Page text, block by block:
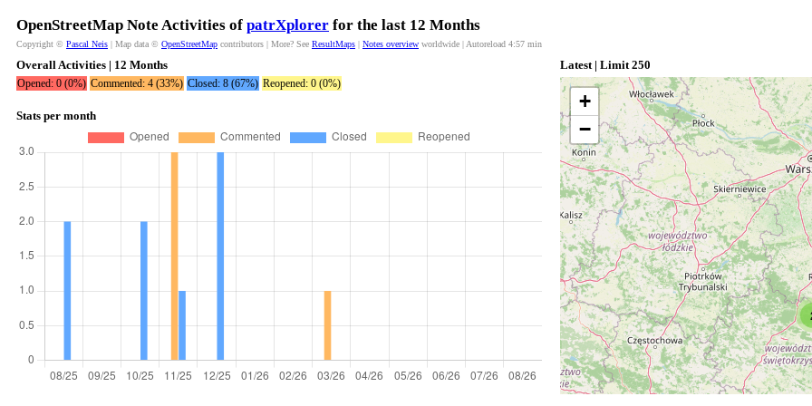
OpenStreetMap Note Activities of patrXplorer for the last 12 Months
Copyright © Pascal Neis | Map data © OpenStreetMap contributors | More? See ResultMaps | Notes overview worldwide | Autoreload 4:57 min
Overall Activities | 12 Months
Opened: 0 (0%) Commented: 4 (33%) Closed: 8 (67%) Reopened: 0 (0%)
Stats per month
Latest | Limit 250
+
−